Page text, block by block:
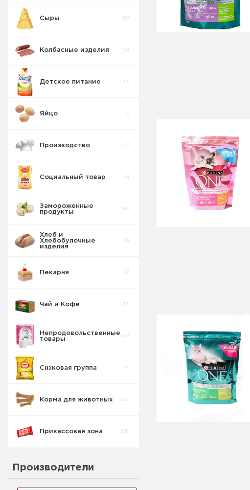
Сыры 187
Колбасные изделия 214
Детское питание 215
Яйцо 6
Производство 47
Социальный товар 61
Замороженные
продукты
269
Хлеб и
Хлебобулочные
изделия
81
Пекарня 57
Чай и Кофе 315
Непродовольственные
товары
907
Снэковая группа 190
Корма для животных 123
Для Кошек
Желеобразный
Прикассовая зона 230
Производители